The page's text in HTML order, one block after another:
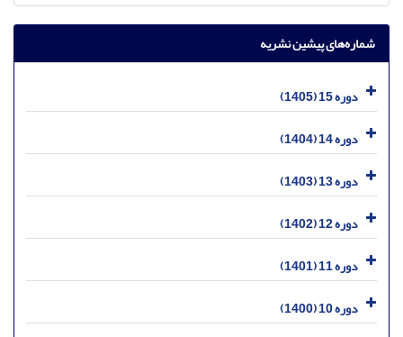
شماره‌های پیشین نشریه
دوره 15 (1405)
دوره 14 (1404)
دوره 13 (1403)
دوره 12 (1402)
دوره 11 (1401)
دوره 10 (1400)